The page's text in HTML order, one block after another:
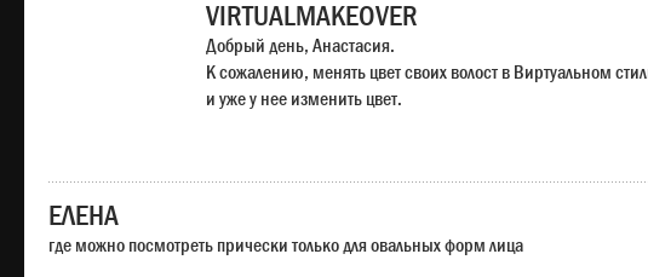
VIRTUALMAKEOVER
Добрый день, Анастасия.
К сожалению, менять цвет своих волост в Виртуальном
и уже у нее изменить цвет.
ЕЛЕНА
где можно посмотреть прически только для овальных форм лица